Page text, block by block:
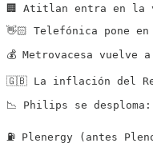
🏢 Atitlan entra en la
👋🏻 Telefónica pone
💰 Metrovacesa
🇬🇧 La inflación del
📉 Philips se
⛽️ Plenergy (antes